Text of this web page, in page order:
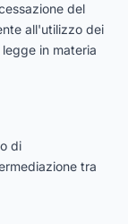
del
all'utilizzo dei
in materia
di
tra